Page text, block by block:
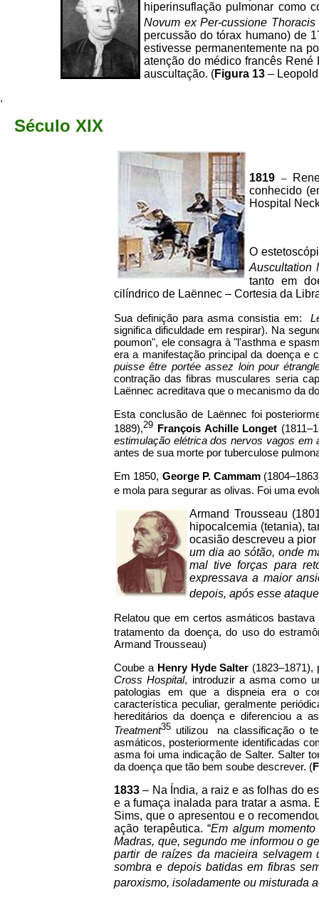
hiperinsuflação pulmonar como
Novum ex Per-cussione
percussão do tórax humano) de
estivesse permanentemente na
atenção do médico francês
auscultação. (Figura 13 –
.
Século XIX
1819 –
conhecido
Hospital
O
Auscultation
tanto em
cilíndrico de Laënnec – Cortesia da
Sua definição para asma consistia em:
significa dificuldade em respirar). Na
poumon", ele consagra à "l'asthma e
era a manifestação principal da doença e
puisse être portée assez loin pour
contração das fibras musculares seria
Laënnec acreditava que o mecanismo da
Esta conclusão de Laënnec foi
1889),29 François Achille Longet
estimulação elétrica dos nervos vagos
antes de sua morte por tuberculose
Em 1850, George P. Cammam
e mola para segurar as olivas. Foi uma
Armand Trousseau
hipocalcemia (tetania),
ocasião descreveu a
um dia ao sótão, onde
mal tive forças para
expressava a maior
depois, após esse
Relatou que em certos asmáticos
tratamento da doença, do uso do
Armand Trousseau)
Coube a Henry Hyde Salter (1823–1871),
CrossHospital, introduzir a asma como
patologias em que a dispneia era o
característica peculiar, geralmente
hereditários da doença e diferenciou a
Treatment35 utilizou na classificação o
asmáticos, posteriormente identificadas
asma foi uma indicação de Salter. Salter
da doença que tão bem soube descrever. (
1833 – Na Índia, a raiz e as folhas do
e a fumaça inalada para tratar a asma.
Sims, que o apresentou e o
ação terapêutica. “Em algum
Madras, que, segundo me informou o
partir de raízes da macieira selvagem
sombra e depois batidas em fibras
paroxismo, isoladamente ou misturada